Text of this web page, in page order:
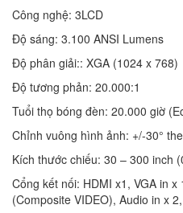
Công nghệ: 3LCD
Độ sáng: 3.100 ANSI Lumens
Độ phân giải:: XGA (1024 x 768)
Độ tương phản: 20.000:1
Tuổi thọ bóng đèn: 20.000 giờ
Chỉnh vuông hình ảnh: +/-30°
Kích thước chiếu: 30 – 300 inch
Cổng kết nối: HDMI x1, VGA in x
(Composite VIDEO), Audio in x